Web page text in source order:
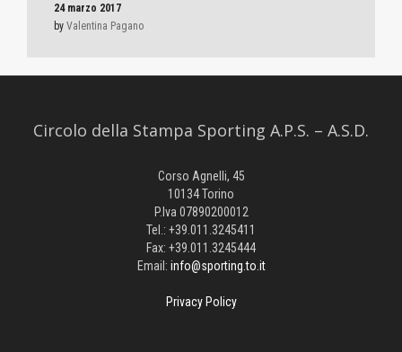
24 marzo 2017
by Valentina Pagano
Circolo della Stampa Sporting A.P.S. – A.S.D.
Corso Agnelli, 45
10134 Torino
P.Iva 07890200012
Tel.: +39.011.3245411
Fax: +39.011.3245444
Email: info@sporting.to.it
Privacy Policy